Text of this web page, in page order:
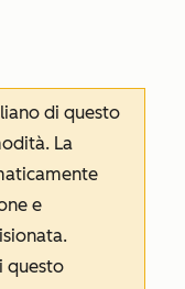
di questo
La
e
questo